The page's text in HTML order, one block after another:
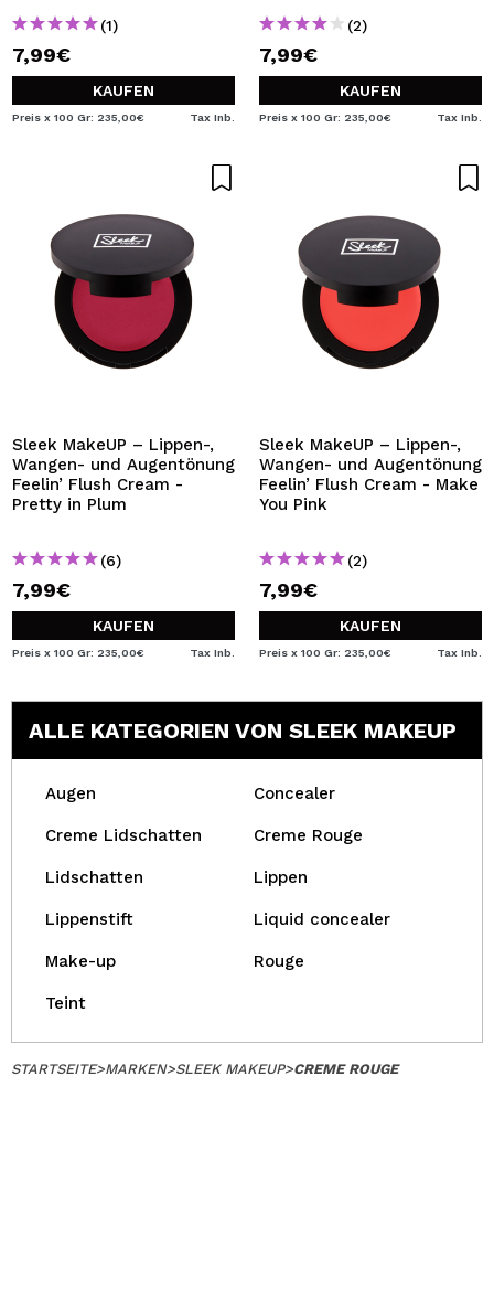
BENUTZERKONTO ERSTELLEN
(1)
7,99€
KAUFEN
Preis x 100 Gr: 235,00€ Tax Inb.
(2)
7,99€
KAUFEN
Preis x 100 Gr: 235,00€ Tax Inb.
Sleek MakeUP – Lippen-,
Wangen- und Augentönung
Feelin’ Flush Cream -
Pretty in Plum
(6)
7,99€
KAUFEN
Preis x 100 Gr: 235,00€ Tax Inb.
Sleek MakeUP – Lippen-,
Wangen- und Augentönung
Feelin’ Flush Cream - Make
You Pink
(2)
7,99€
KAUFEN
Preis x 100 Gr: 235,00€ Tax Inb.
ALLE KATEGORIEN VON SLEEK MAKEUP
Augen Concealer
Creme Lidschatten Creme Rouge
Lidschatten Lippen
Lippenstift Liquid concealer
Make-up Rouge
Teint
STARTSEITE>MARKEN>SLEEK MAKEUP>CREME ROUGE